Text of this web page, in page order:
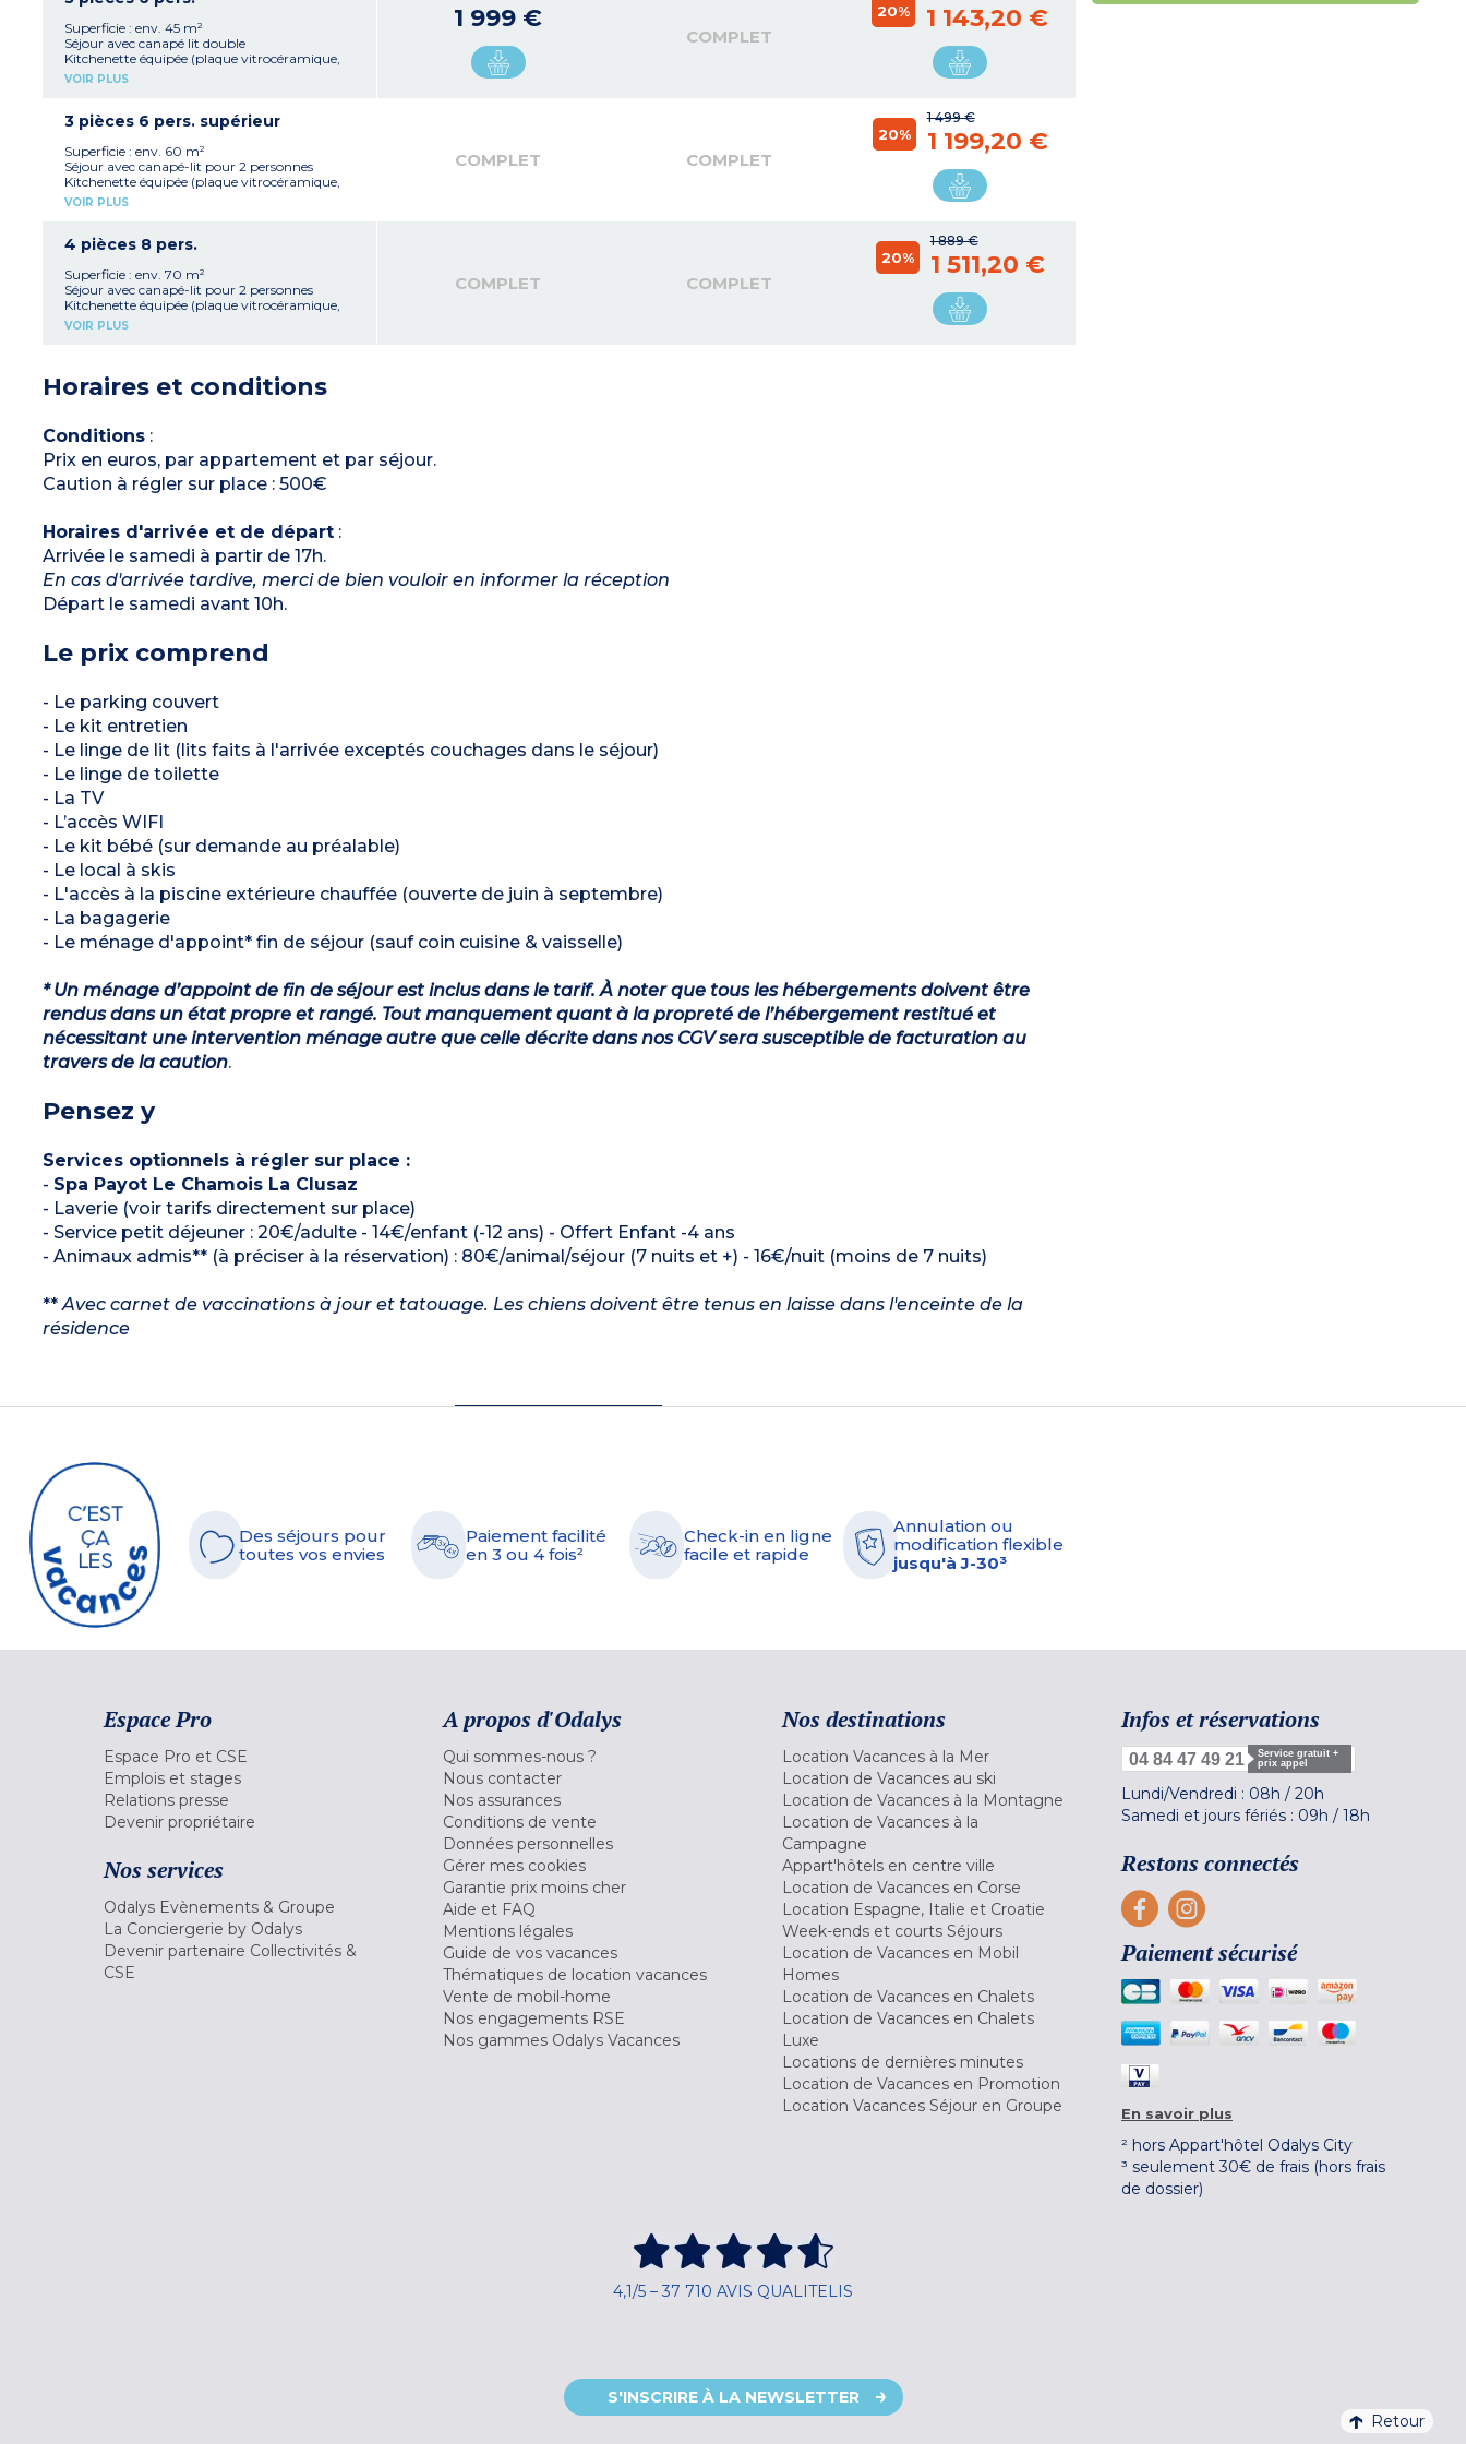
Salle de bain aménagée (vasque, miroir,
baignoire)
Superficie : env. 45 m²
Séjour avec canapé lit double
Kitchenette équipée (plaque vitrocéramique,
réfrigérateur, lave-vaisselle)
demande au préalable, selon disponibilités)
Salle de bain aménagée (vasque, miroir,
baignoire)
VOIR PLUS
1 999 €
COMPLET
20% 1 143,20 €
3 pièces 6 pers. supérieur
Superficie : env. 60 m²
Séjour avec canapé-lit pour 2 personnes
Kitchenette équipée (plaque vitrocéramique,
réfrigérateur, lave-vaisselle, cafetière à capsules,
Salle de bain aménagée (vasque, miroir, et
baignoire)
Studio avec lit double, salle de douche et
kitchenette
À noter:
- Logement communicant : studio avec lit
double + 2 pièces 4 personnes
VOIR PLUS
COMPLET COMPLET
1 499 €
20% 1 199,20 €
4 pièces 8 pers.
Superficie : env. 70 m²
Séjour avec canapé-lit pour 2 personnes
Kitchenette équipée (plaque vitrocéramique,
réfrigérateur, lave-vaisselle, cafetière à capsules,
1 salle de bain aménagée avec vasque, miroir et
baignoire
kitchenette
À noter:
- Logement communicant : studio avec lit
double + 3 pièces 6 personnes
VOIR PLUS
COMPLET COMPLET
1 889 €
20% 1 511,20 €
Horaires et conditions
Conditions:
Prix en euros, par appartement et par séjour.
Caution à régler sur place : 500€
Horaires d'arrivée et de départ:
Arrivée le samedi à partir de 17h.
En cas d'arrivée tardive, merci de bien vouloir en informer la réception
Départ le samedi avant 10h.
Le prix comprend
- Le parking couvert
- Le kit entretien
- Le linge de lit (lits faits à l'arrivée exceptés couchages dans le séjour)
- Le linge de toilette
- La TV
- L’accès WIFI
- Le kit bébé (sur demande au préalable)
- Le local à skis
- L'accès à la piscine extérieure chauffée (ouverte de juin à septembre)
- La bagagerie
- Le ménage d'appoint* fin de séjour (sauf coin cuisine & vaisselle)
* Un ménage d’appoint de fin de séjour est inclus dans le tarif. À noter que tous les hébergements doivent être
rendus dans un état propre et rangé. Tout manquement quant à la propreté de l’hébergement restitué et
nécessitant une intervention ménage autre que celle décrite dans nos CGV sera susceptible de facturation au
travers de la caution.
Pensez y
Services optionnels à régler sur place :
- Spa Payot Le Chamois La Clusaz
- Laverie (voir tarifs directement sur place)
- Service petit déjeuner : 20€/adulte - 14€/enfant (-12 ans) - Offert Enfant -4 ans
- Animaux admis** (à préciser à la réservation) : 80€/animal/séjour (7 nuits et +) - 16€/nuit (moins de 7 nuits)
**Avec carnet de vaccinations à jour et tatouage. Les chiens doivent être tenus en laisse dans l'enceinte de la
résidence
Des séjours pour
toutes vos envies
Paiement facilité
en 3 ou 4 fois²
Check-in en ligne
facile et rapide
Annulation ou
modification flexible
jusqu'à J-30³
Espace Pro
Espace Pro et CSE
Emplois et stages
Relations presse
Devenir propriétaire
Nos services
Odalys Evènements & Groupe
La Conciergerie by Odalys
Devenir partenaire Collectivités &
CSE
A propos d'Odalys
Qui sommes-nous ?
Nous contacter
Nos assurances
Conditions de vente
Données personnelles
Gérer mes cookies
Garantie prix moins cher
Aide et FAQ
Mentions légales
Guide de vos vacances
Thématiques de location vacances
Vente de mobil-home
Nos engagements RSE
Nos gammes Odalys Vacances
Nos destinations
Location Vacances à la Mer
Location de Vacances au ski
Location de Vacances à la Montagne
Location de Vacances à la
Campagne
Appart'hôtels en centre ville
Location de Vacances en Corse
Location Espagne, Italie et Croatie
Week-ends et courts Séjours
Location de Vacances en Mobil
Homes
Location de Vacances en Chalets
Location de Vacances en Chalets
Luxe
Locations de dernières minutes
Location de Vacances en Promotion
Location Vacances Séjour en Groupe
Infos et réservations
04 84 47 49 21
Service gratuit +
prix appel
Lundi/Vendredi : 08h / 20h
Samedi et jours fériés : 09h / 18h
Restons connectés
Paiement sécurisé
En savoir plus
² hors Appart'hôtel Odalys City
³ seulement 30€ de frais (hors frais
de dossier)
4,1/5 – 37 710 AVIS QUALITELIS
S'INSCRIRE À LA NEWSLETTER
Retour